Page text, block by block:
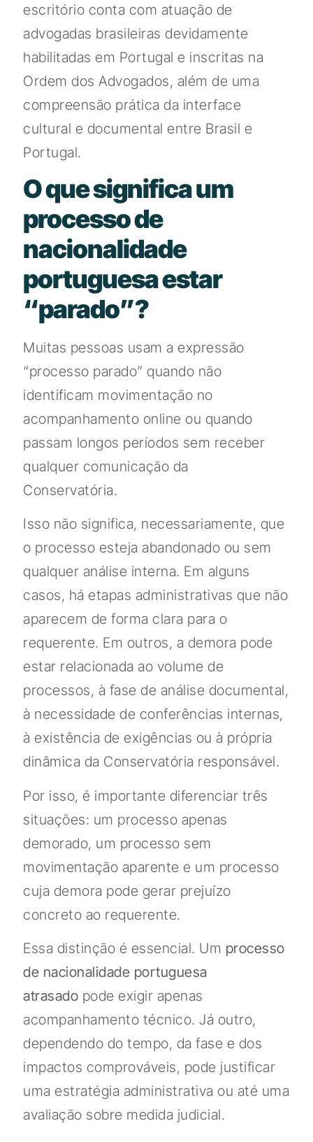
escritório conta com atuação de
advogadas brasileiras devidamente
habilitadas em Portugal e inscritas na
Ordem dos Advogados, além de uma
compreensão prática da interface
cultural e documental entre Brasil e
Portugal.
O que significa um
processo de
nacionalidade
portuguesa estar
“parado”?
Muitas pessoas usam a expressão
“processo parado” quando não
identificam movimentação no
acompanhamento online ou quando
passam longos períodos sem receber
qualquer comunicação da
Conservatória.
Isso não significa, necessariamente, que
o processo esteja abandonado ou sem
qualquer análise interna. Em alguns
casos, há etapas administrativas que não
aparecem de forma clara para o
requerente. Em outros, a demora pode
estar relacionada ao volume de
processos, à fase de análise documental,
à necessidade de conferências internas,
à existência de exigências ou à própria
dinâmica da Conservatória responsável.
Por isso, é importante diferenciar três
situações: um processo apenas
demorado, um processo sem
movimentação aparente e um processo
cuja demora pode gerar prejuízo
concreto ao requerente.
Essa distinção é essencial. Um processo
de nacionalidade portuguesa
atrasado pode exigir apenas
acompanhamento técnico. Já outro,
dependendo do tempo, da fase e dos
impactos comprováveis, pode justificar
uma estratégia administrativa ou até uma
avaliação sobre medida judicial.